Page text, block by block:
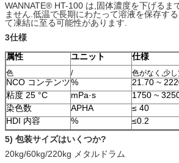
WANNATE® HT-100 は,固体濃度を下げるま
ません.低温で長期にわたって溶液を保存す
て凍結に至る可能性があります.
3仕様
属性
ユニット 仕様
色 / 色がなく,少
NCO コンテンツ%
21.70 ~
粘度 25 °C
mPa·s
1750 ~
染色数
APHA
≤ 40
HDI 内容
%
≤0.2
5) 包装サイズはいくつか?
20kg/60kg/220kg メタルドラム